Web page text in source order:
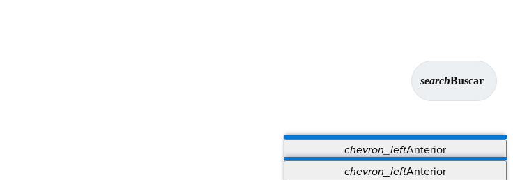
searchBuscar
chevron_leftAnterior
chevron_leftAnterior